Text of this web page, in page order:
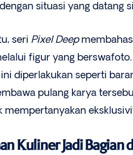
situasi yang datang
seri Pixel Deep
figur yang
diperlakukan seperti
pulang karya
mempertanyakan
Kuliner Jadi Bagian